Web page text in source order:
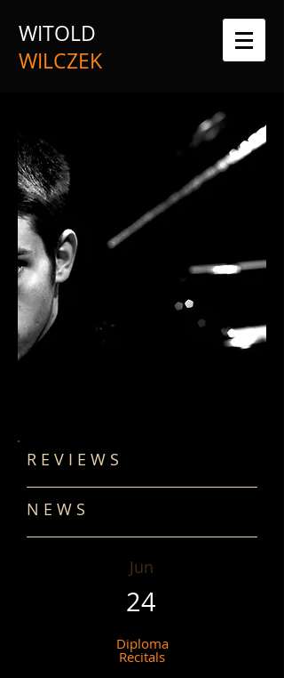
WITOLD
WILCZEK
R E V I E W S
N E W S
Jun
24
Diploma
Recitals